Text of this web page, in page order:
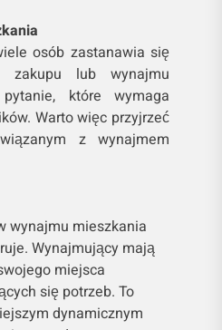
osób zastanawia się
zakupu lub wynajmu
które wymaga
Warto więc przyjrzeć
z wynajmem
wynajmu mieszkania
Wynajmujący mają
miejsca
się potrzeb. To
dynamicznym